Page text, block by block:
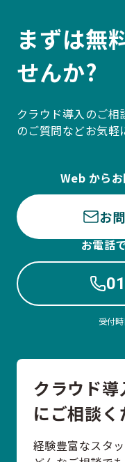
まずは無
せんか?
クラウド導入のご相
のご質問などお気軽
Web から
お
お電話
受付
クラウド
にご相談く
経験豊富なスタ